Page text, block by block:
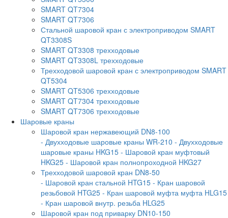
SMART QT7304
SMART QT7306
Стальной шаровой кран с электроприводом SMART
QT3308S
SMART QT3308 трехходовые
SMART QT3308L трехходовые
Трехходовой шаровой кран с электроприводом SMART
QT5304
SMART QT5306 трехходовые
SMART QT7304 трехходовые
SMART QT7306 трехходовые
Шаровые краны
Шаровой кран нержавеющий DN8-100
- Двухходовые шаровые краны WR-210 - Двухходовые
шаровые краны HKG15 - Шаровой кран муфтовый
HKG25 - Шаровой кран полнопроходной HKG27
Трехходовой шаровой кран DN8-50
- Шаровой кран стальной HTG15 - Кран шаровой
резьбовой HTG25 - Кран шаровой муфта муфта HLG15
- Кран шаровой внутр. резьба HLG25
Шаровой кран под приварку DN10-150